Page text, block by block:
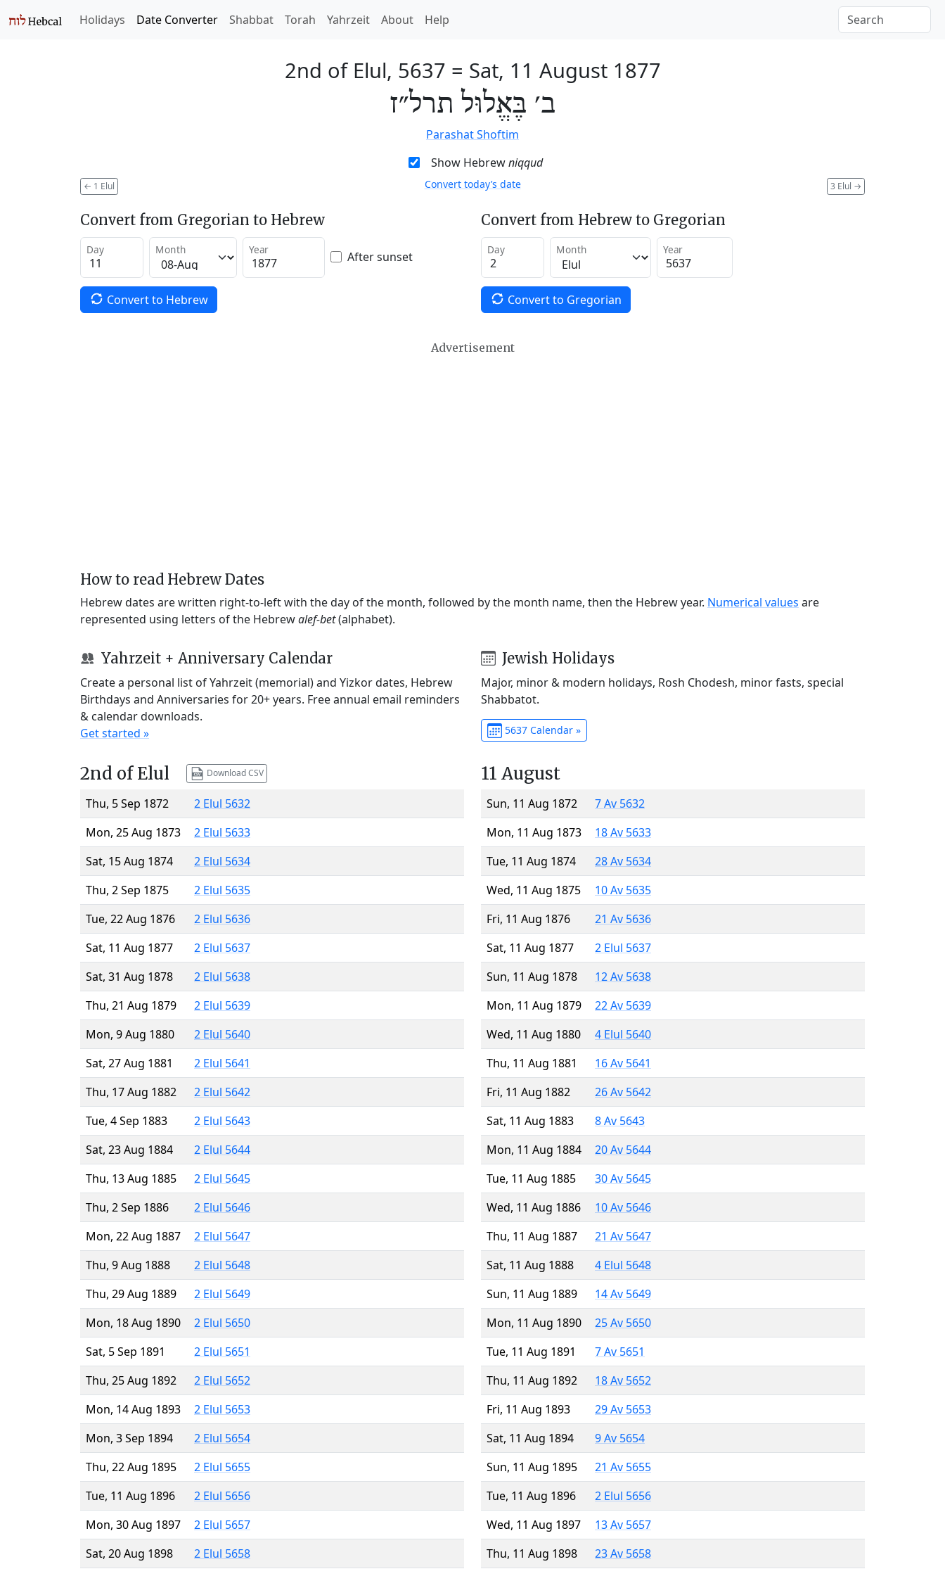
Holidays Date Converter Shabbat Torah Yahrzeit About Help
2nd of Elul, 5637 = Sat, 11 August 1877
ב׳ בֶּאֱלוּל תרל״ז
Parashat Shoftim
Show Hebrewniqqud
← 1 Elul 3 Elul →
Convert today’s date
Convert from Gregorian to Hebrew
Day Month Year After sunset
Convert to Hebrew
Convert from Hebrew to Gregorian
Day Month Year
Convert to Gregorian
Advertisement
How to read Hebrew Dates
Hebrew dates are written right-to-left with the day of the month, followed by the month name, then the Hebrew year. Numerical values are
represented using letters of the Hebrewalef-bet(alphabet).
Yahrzeit + Anniversary Calendar
Create a personal list of Yahrzeit (memorial) and Yizkor dates, Hebrew
Birthdays and Anniversaries for 20+ years. Free annual email reminders
& calendar downloads.
Get started »
Jewish Holidays
Major, minor & modern holidays, Rosh Chodesh, minor fasts, special
Shabbatot.
5637 Calendar »
2nd of Elul Download CSV
Thu, 5 Sep 1872
2 Elul 5632
Mon, 25 Aug 1873
2 Elul 5633
Sat, 15 Aug 1874
2 Elul 5634
Thu, 2 Sep 1875
2 Elul 5635
Tue, 22 Aug 1876
2 Elul 5636
Sat, 11 Aug 1877
2 Elul 5637
Sat, 31 Aug 1878
2 Elul 5638
Thu, 21 Aug 1879
2 Elul 5639
Mon, 9 Aug 1880
2 Elul 5640
Sat, 27 Aug 1881
2 Elul 5641
Thu, 17 Aug 1882
2 Elul 5642
Tue, 4 Sep 1883
2 Elul 5643
Sat, 23 Aug 1884
2 Elul 5644
Thu, 13 Aug 1885
2 Elul 5645
Thu, 2 Sep 1886
2 Elul 5646
Mon, 22 Aug 1887
2 Elul 5647
Thu, 9 Aug 1888
2 Elul 5648
Thu, 29 Aug 1889
2 Elul 5649
Mon, 18 Aug 1890
2 Elul 5650
Sat, 5 Sep 1891
2 Elul 5651
Thu, 25 Aug 1892
2 Elul 5652
Mon, 14 Aug 1893
2 Elul 5653
Mon, 3 Sep 1894
2 Elul 5654
Thu, 22 Aug 1895
2 Elul 5655
Tue, 11 Aug 1896
2 Elul 5656
Mon, 30 Aug 1897
2 Elul 5657
Sat, 20 Aug 1898
2 Elul 5658
11 August
Sun, 11 Aug 1872
7 Av 5632
Mon, 11 Aug 1873
18 Av 5633
Tue, 11 Aug 1874
28 Av 5634
Wed, 11 Aug 1875
10 Av 5635
Fri, 11 Aug 1876
21 Av 5636
Sat, 11 Aug 1877
2 Elul 5637
Sun, 11 Aug 1878
12 Av 5638
Mon, 11 Aug 1879
22 Av 5639
Wed, 11 Aug 1880
4 Elul 5640
Thu, 11 Aug 1881
16 Av 5641
Fri, 11 Aug 1882
26 Av 5642
Sat, 11 Aug 1883
8 Av 5643
Mon, 11 Aug 1884
20 Av 5644
Tue, 11 Aug 1885
30 Av 5645
Wed, 11 Aug 1886
10 Av 5646
Thu, 11 Aug 1887
21 Av 5647
Sat, 11 Aug 1888
4 Elul 5648
Sun, 11 Aug 1889
14 Av 5649
Mon, 11 Aug 1890
25 Av 5650
Tue, 11 Aug 1891
7 Av 5651
Thu, 11 Aug 1892
18 Av 5652
Fri, 11 Aug 1893
29 Av 5653
Sat, 11 Aug 1894
9 Av 5654
Sun, 11 Aug 1895
21 Av 5655
Tue, 11 Aug 1896
2 Elul 5656
Wed, 11 Aug 1897
13 Av 5657
Thu, 11 Aug 1898
23 Av 5658